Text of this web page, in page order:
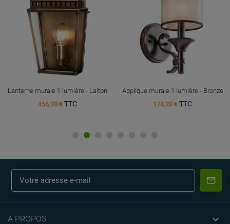
Lanterne murale 1 lumière - Laiton
456,20 € TTC
Applique murale 1 lumière - Bronze
174,20 € TTC
A PROPOS 